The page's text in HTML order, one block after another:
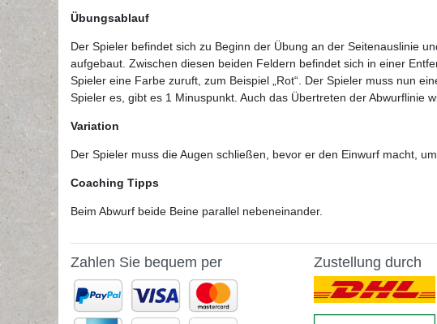
Übungsablauf
Der Spieler befindet sich zu Beginn der Übung an der Seitenauslinie
aufgebaut. Zwischen diesen beiden Feldern befindet sich in einer
Spieler eine Farbe zuruft, zum Beispiel „Rot“. Der Spieler muss nun
Spieler es, gibt es 1 Minuspunkt. Auch das Übertreten der Abwurflinie
Variation
Der Spieler muss die Augen schließen, bevor er den Einwurf macht,
Coaching Tipps
Beim Abwurf beide Beine parallel nebeneinander.
Zahlen Sie bequem per Zustellung durch